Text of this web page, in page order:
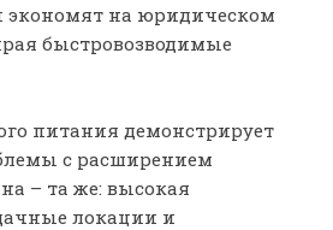
на юридическом
быстровозводимые
питания демонстрирует
с расширением
– та же: высокая
локации и